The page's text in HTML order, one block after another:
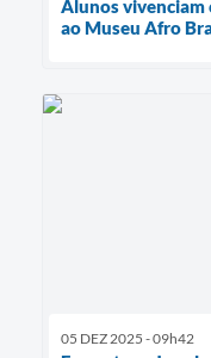
Alunos vivenciam
ao Museu Afro
05 DEZ 2025 - 09h42